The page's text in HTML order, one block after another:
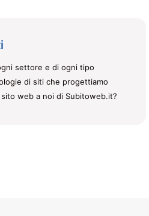
settore e di ogni tipo
di siti che progettiamo
web a noi di Subitoweb.it?